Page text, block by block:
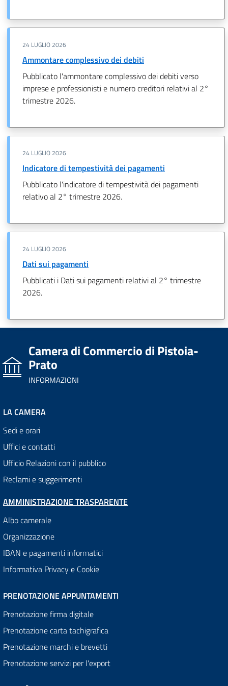
24 LUGLIO 2026
Ammontare complessivo dei debiti
Pubblicato l'ammontare complessivo dei debiti verso
imprese e professionisti e numero creditori relativi al 2°
trimestre 2026.
24 LUGLIO 2026
Indicatore di tempestività dei pagamenti
Pubblicato l'indicatore di tempestività dei pagamenti
relativo al 2° trimestre 2026.
24 LUGLIO 2026
Dati sui pagamenti
Pubblicati i Dati sui pagamenti relativi al 2° trimestre
2026.
Camera di Commercio di Pistoia-
Prato
INFORMAZIONI
LA CAMERA
Sedi e orari
Uffici e contatti
Ufficio Relazioni con il pubblico
Reclami e suggerimenti
AMMINISTRAZIONE TRASPARENTE
Albo camerale
Organizzazione
IBAN e pagamenti informatici
Informativa Privacy e Cookie
PRENOTAZIONE APPUNTAMENTI
Prenotazione firma digitale
Prenotazione carta tachigrafica
Prenotazione marchi e brevetti
Prenotazione servizi per l'export